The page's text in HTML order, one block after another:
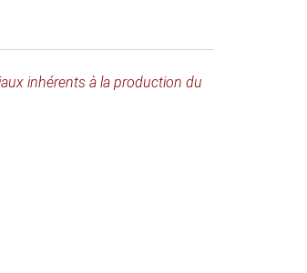
inhérents à la production du